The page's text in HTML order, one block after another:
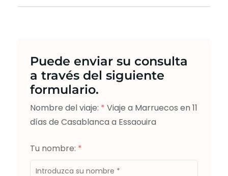
Puede enviar su consulta
a través del siguiente
formulario.
Nombre del viaje: * Viaje a Marruecos en 11
días de Casablanca a Essaouira
Tu nombre: *